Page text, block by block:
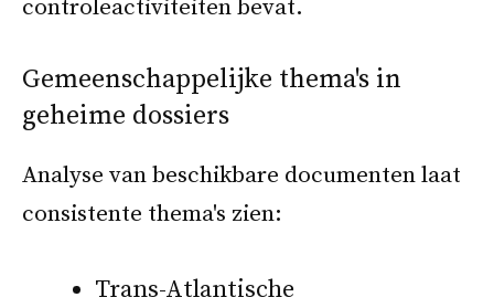
controleactiviteiten bevat.
Gemeenschappelijke thema's in
geheime dossiers
Analyse van beschikbare documenten laat
consistente thema's zien:
Trans-Atlantische